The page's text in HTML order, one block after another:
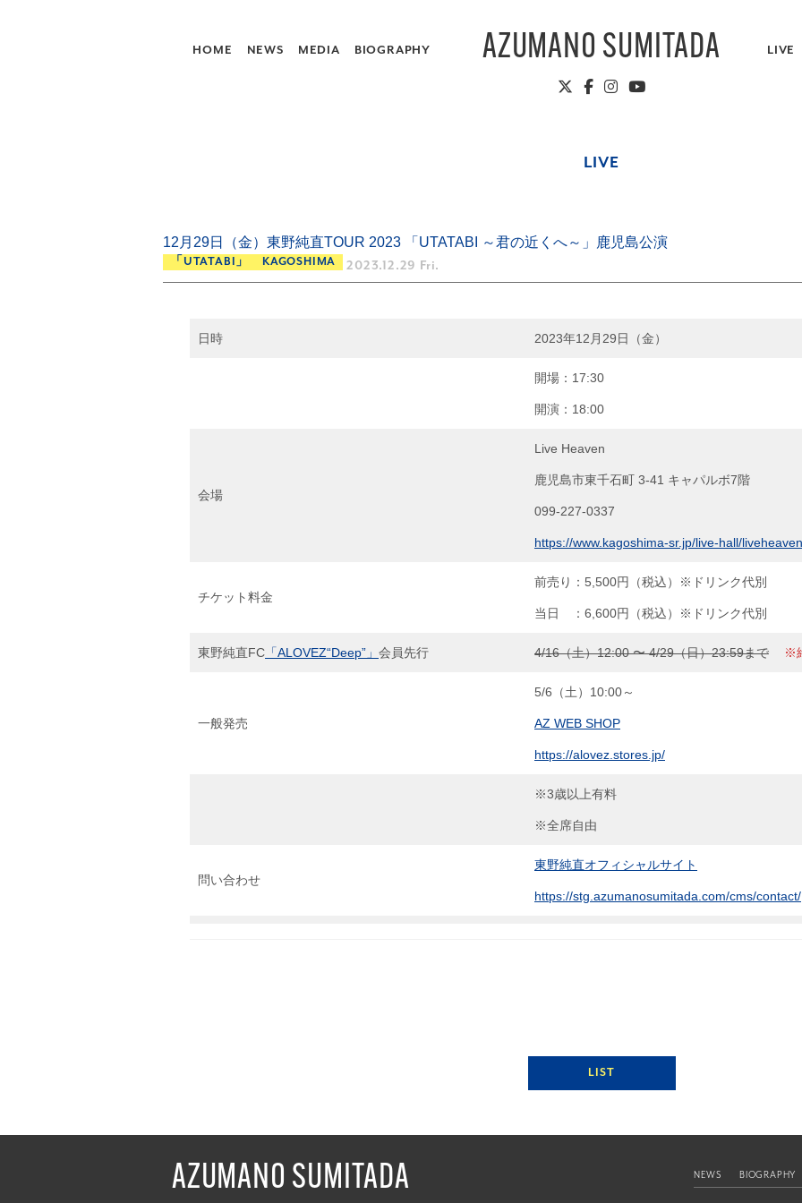
AZUMANO SUMITADA
HOME NEWS MEDIA BIOGRAPHY LIVE
LIVE
12月29日（金）東野純直TOUR 2023 「UTATABI ～君の近くへ～」鹿児島公演
「UTATABI」 KAGOSHIMA 2023.12.29 Fri.
日時 2023年12月29日（金）
開場：17:30
開演：18:00
会場
Live Heaven
鹿児島市東千石町 3-41 キャパルボ7階
099-227-0337
https://www.kagoshima-sr.jp/live-hall/
チケット料金
前売り：5,500円（税込）※ドリンク代別
当日 ：6,600円（税込）※ドリンク代別
東野純直FC 「ALOVEZ“Deep”」 会員先行 4/16（土）12:00 〜 4/29（日）23:59まで ※
一般発売
5/6（土）10:00～
AZ WEB SHOP
https://alovez.stores.jp/
※3歳以上有料
※全席自由
問い合わせ
東野純直オフィシャルサイト
https://stg.azumanosumitada.com/cms/contact/
LIST
AZUMANO SUMITADA NEWS BIOGRAPHY